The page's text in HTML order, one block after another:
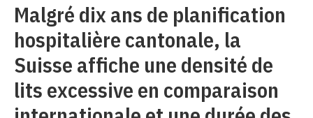
Malgré dix ans de planification
hospitalière cantonale, la
Suisse affiche une densité de
lits excessive en comparaison